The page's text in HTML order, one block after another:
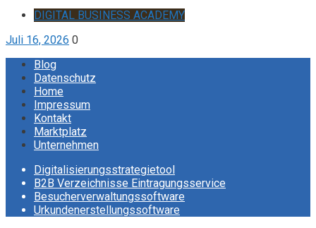
DIGITAL BUSINESS ACADEMY
Juli 16, 2026 0
Blog
Datenschutz
Home
Impressum
Kontakt
Marktplatz
Unternehmen
Digitalisierungsstrategietool
B2B Verzeichnisse Eintragungsservice
Besucherverwaltungssoftware
Urkundenerstellungssoftware